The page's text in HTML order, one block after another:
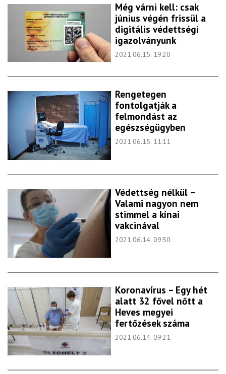
Még várni kell: csak
június végén frissül a
digitális védettségi
igazolványunk
2021.06.15. 19:20
Rengetegen
fontolgatják a
felmondást az
egészségügyben
2021.06.15. 11:11
Védettség nélkül –
Valami nagyon nem
stimmel a kínai
vakcinával
2021.06.14. 09:50
Koronavírus – Egy hét
alatt 32 fővel nőtt a
Heves megyei
fertőzések száma
2021.06.14. 09:21